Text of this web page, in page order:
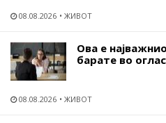
08.08.2026 ЖИВОТ
Ова е
барате во
08.08.2026 ЖИВОТ